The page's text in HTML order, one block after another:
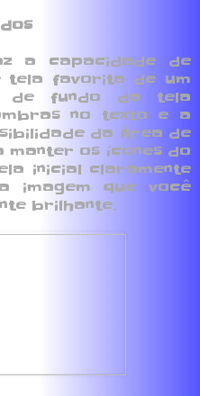
a capacidade de
tela favorita de um
de fundo da tela
no texto e a
da Área de
manter os ícones do
inicial claramente
imagem que você
brilhante.